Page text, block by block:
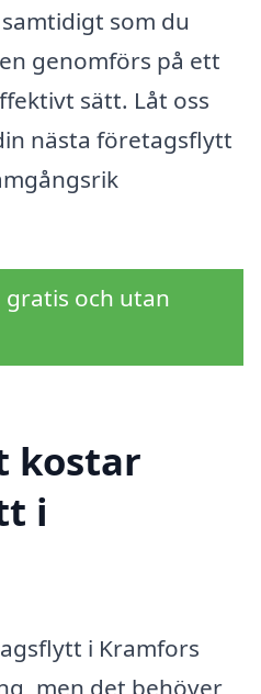
som du
genomförs på ett
sätt. Låt oss
nästa företagsflytt
gratis och utan
kostar
i
i Kramfors
men det behöver